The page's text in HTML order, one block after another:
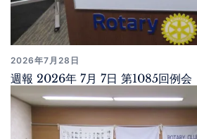
2026年7月28日
週報 2026年 7月 7日 第1085回例会